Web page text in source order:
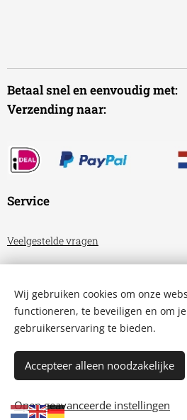
TOEVOEGEN AAN DE
Betaal snel en
Verzending naar:
Service
Veelgestelde vragen
Privacyverklaring
Aquariumhuis Friesland
Wij gebruiken cookies om onze
functioneren, te beveiligen en om
gebruikerservaring te bieden.
Accepteer alleen noodzakelijke
Open geavanceerde instellingen